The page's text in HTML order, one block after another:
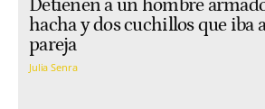
Detienen a un hombre
hacha y dos cuchillos que iba
pareja
Julia Senra